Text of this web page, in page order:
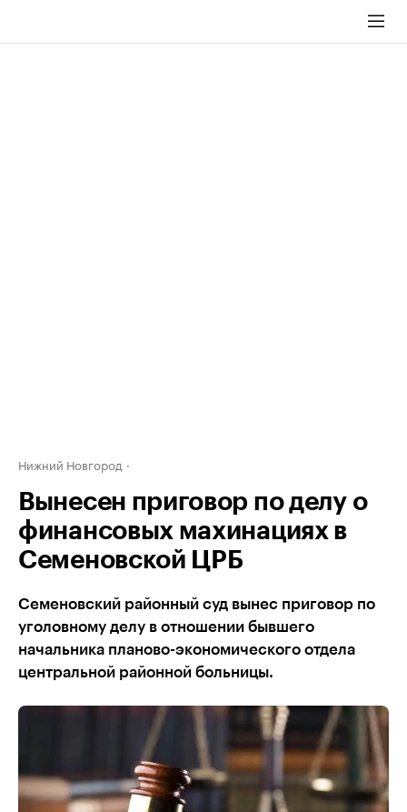
Нижний Новгород
Вынесен приговор по делу о
финансовых махинациях в
Семеновской ЦРБ
Семеновский районный суд вынес приговор по
уголовному делу в отношении бывшего
начальника планово-экономического отдела
центральной районной больницы.